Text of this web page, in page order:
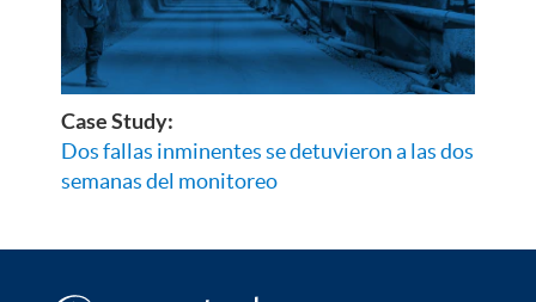
Case Study:
Dos fallas inminentes se detuvieron a las dos
semanas del monitoreo